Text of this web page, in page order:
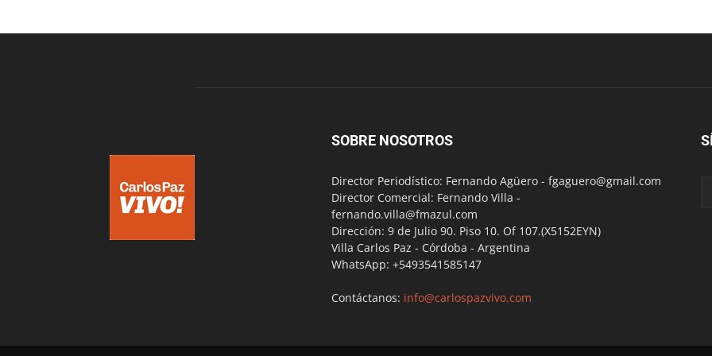
SOBRE NOSOTROS
Director Periodístico: Fernando Agüero - fgaguero@gmail.com
Director Comercial: Fernando Villa -
fernando.villa@fmazul.com
Dirección: 9 de Julio 90. Piso 10. Of 107.(X5152EYN)
Villa Carlos Paz - Córdoba - Argentina
WhatsApp: +5493541585147
Contáctanos: info@carlospazvivo.com